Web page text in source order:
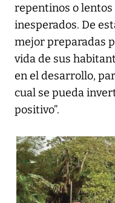
repentinos o lentos
inesperados. De
mejor preparadas
vida de sus
en el desarrollo,
cual se pueda
positivo”.